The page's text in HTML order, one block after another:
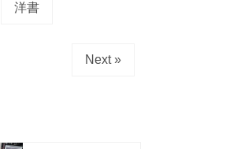
洋書
Next »